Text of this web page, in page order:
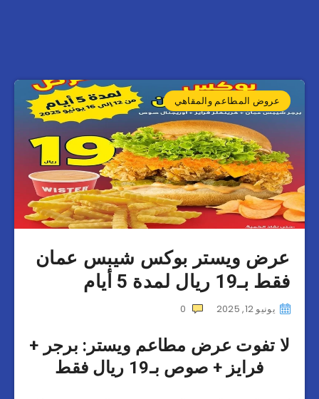
عروض المطاعم والمقاهي
عرض ويستر بوكس شيبس عمان
فقط بـ19 ريال لمدة 5 أيام
يونيو 12, 2025 0
لا تفوت عرض مطاعم ويستر: برجر +
فرايز + صوص بـ19 ريال فقط